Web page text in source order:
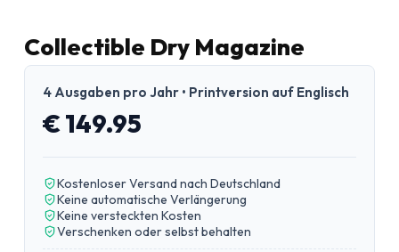
Collectible Dry Magazine
4 Ausgaben pro Jahr • Printversion auf Englisch
€ 149.95
Kostenloser Versand nach Deutschland
Keine automatische Verlängerung
Keine versteckten Kosten
Verschenken oder selbst behalten